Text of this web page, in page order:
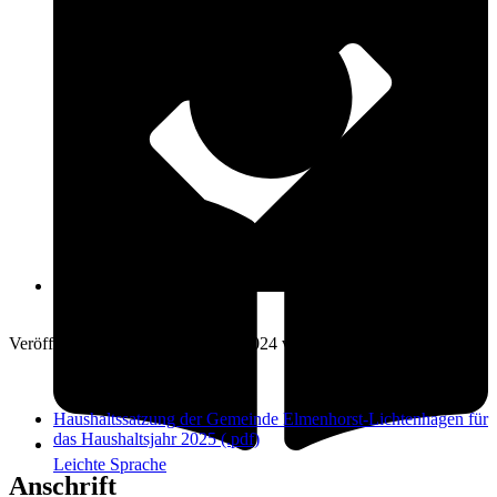
Leichte Sprache
Veröffentlicht am: 17. Dezember 2024 vom
Haushaltssatzung der Gemeinde Elmenhorst-Lichtenhagen für
das Haushaltsjahr 2025 (.pdf)
Anschrift